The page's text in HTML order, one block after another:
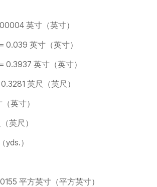
品
REQUEST A QUOTE
英寸（英寸）
0.039 英寸（英寸）
0.3937 英寸（英寸）
英尺（英尺）
英寸）
英尺）
yds.）
平方英寸（平方英寸）